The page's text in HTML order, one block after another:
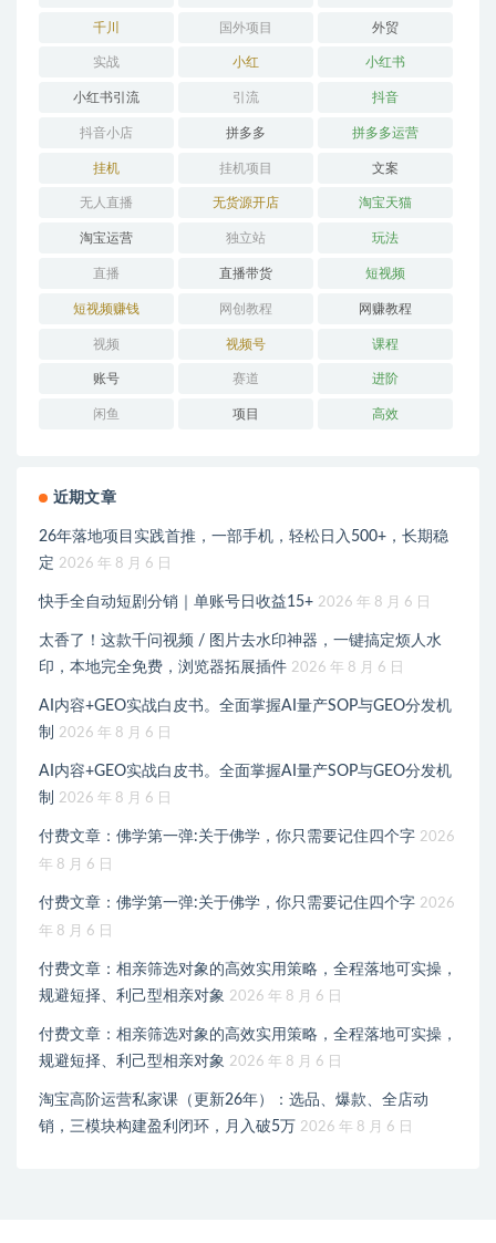
千川 国外项目 外贸
实战 小红 小红书
小红书引流 引流 抖音
抖音小店 拼多多 拼多多运营
挂机 挂机项目 文案
无人直播 无货源开店 淘宝天猫
淘宝运营 独立站 玩法
直播 直播带货 短视频
短视频赚钱 网创教程 网赚教程
视频 视频号 课程
账号 赛道 进阶
闲鱼 项目 高效
近期文章
26年落地项目实践首推，一部手机，轻松日入500+，长期稳
定 2026 年 8 月 6 日
快手全自动短剧分销｜单账号日收益15+ 2026 年 8 月 6 日
太香了！这款千问视频 / 图片去水印神器，一键搞定烦人水
印，本地完全免费，浏览器拓展插件 2026 年 8 月 6 日
AI内容+GEO实战白皮书。全面掌握AI量产SOP与GEO分发机
制
2026 年 8 月 6 日
AI内容+GEO实战白皮书。全面掌握AI量产SOP与GEO分发机
制
2026 年 8 月 6 日
付费文章：佛学第一弹:关于佛学，你只需要记住四个字 2026
年 8 月 6 日
付费文章：佛学第一弹:关于佛学，你只需要记住四个字 2026
年 8 月 6 日
付费文章：相亲筛选对象的高效实用策略，全程落地可实操，
规避短择、利己型相亲对象 2026 年 8 月 6 日
付费文章：相亲筛选对象的高效实用策略，全程落地可实操，
规避短择、利己型相亲对象 2026 年 8 月 6 日
淘宝高阶运营私家课（更新26年）：选品、爆款、全店动
销，三模块构建盈利闭环，月入破5万 2026 年 8 月 6 日